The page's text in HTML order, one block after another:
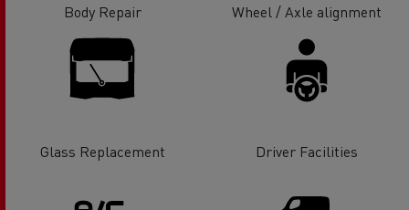
Body Repair Wheel / Axle alignment
Glass Replacement Driver Facilities